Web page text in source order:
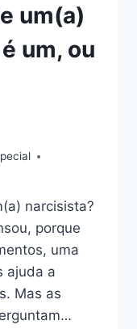
um(a)
um, ou
narcisista?
porque
uma
ajuda a
Mas as